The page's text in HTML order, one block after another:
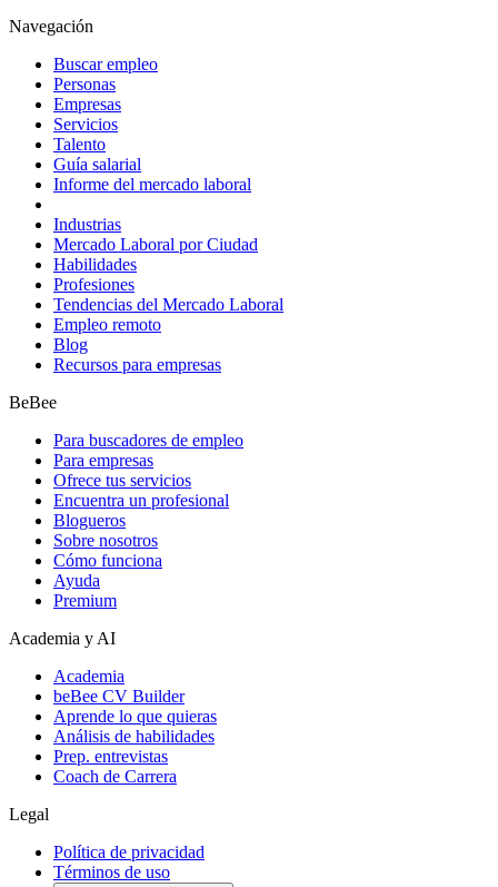
Navegación
Buscar empleo
Personas
Empresas
Servicios
Talento
Guía salarial
Informe del mercado laboral
Industrias
Mercado Laboral por Ciudad
Habilidades
Profesiones
Tendencias del Mercado Laboral
Empleo remoto
Blog
Recursos para empresas
BeBee
Para buscadores de empleo
Para empresas
Ofrece tus servicios
Encuentra un profesional
Blogueros
Sobre nosotros
Cómo funciona
Ayuda
Premium
Academia y AI
Academia
beBee CV Builder
Aprende lo que quieras
Análisis de habilidades
Prep. entrevistas
Coach de Carrera
Legal
Política de privacidad
Términos de uso